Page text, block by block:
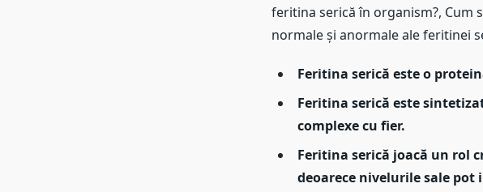
feritina serică în organism?, Cum
normale și anormale ale feritinei
Feritina serică este o
Feritina serică este
complexe cu fier.
Feritina serică joacă un rol
deoarece nivelurile sale pot